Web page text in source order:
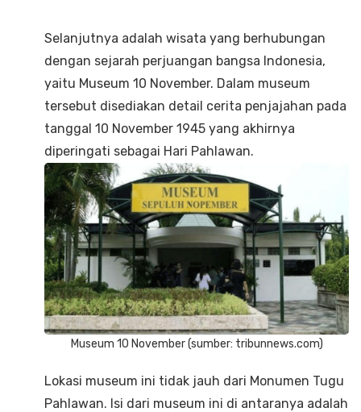
Selanjutnya adalah wisata yang berhubungan
dengan sejarah perjuangan bangsa Indonesia,
yaitu Museum 10 November. Dalam museum
tersebut disediakan detail cerita penjajahan pada
tanggal 10 November 1945 yang akhirnya
diperingati sebagai Hari Pahlawan.
Museum 10 November (sumber: tribunnews.com)
Lokasi museum ini tidak jauh dari Monumen Tugu
Pahlawan. Isi dari museum ini di antaranya adalah